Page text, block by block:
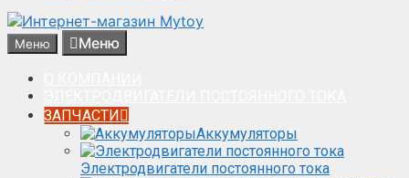
Меню Меню
ЗАПЧАСТИ
Аккумуляторы
Электродвигатели постоянного тока